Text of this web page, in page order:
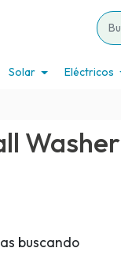
Solar Eléctricos
Washer
buscando